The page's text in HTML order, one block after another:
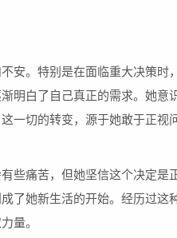
安。特别是在面临重大决策时
明白了自己真正的需求。她意
一切的转变，源于她敢于正视
些痛苦，但她坚信这个决定是
了她新生活的开始。经历过这
量。